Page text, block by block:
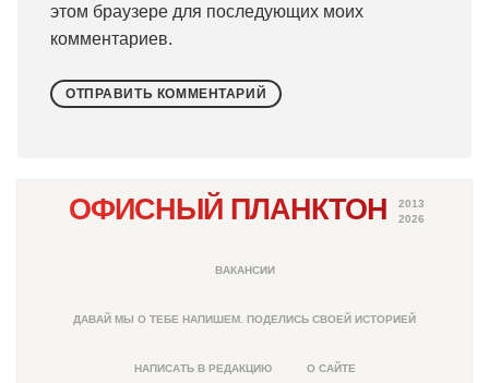
этом браузере для последующих моих
комментариев.
ОФИСНЫЙ ПЛАНКТОН
2013
2026
ВАКАНСИИ
ДАВАЙ МЫ О ТЕБЕ НАПИШЕМ. ПОДЕЛИСЬ СВОЕЙ ИСТОРИЕЙ
НАПИСАТЬ В РЕДАКЦИЮ О САЙТЕ